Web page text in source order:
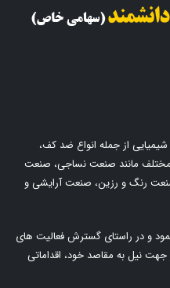
شیمیایی از جمله انواع ضد کف،
مختلف مانند صنعت نساجی، صنعت
رنگ و رزین، صنعت آرایشی و
را از سال 1372 آغاز نمود و در راستای گسترش فعالیت های
نیل به مقاصد خود، اقداماتی